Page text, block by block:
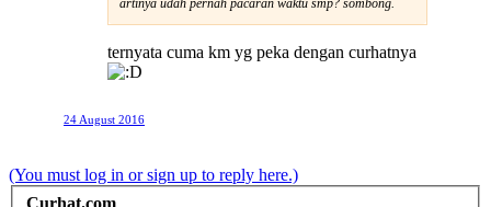
artinya udah pernah pacaran waktu smp? sombong.
ternyata cuma km yg peka dengan curhatnya
24 August 2016
(You must log in or sign up to reply here.)
Curhat.com